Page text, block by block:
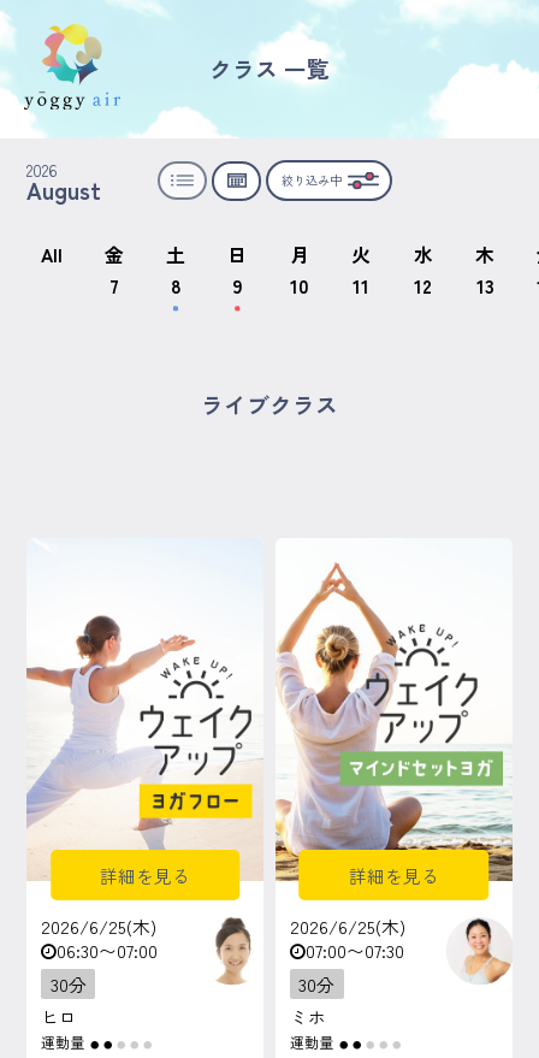
受講の流れ
料金について
インストラクター一覧
FAQ / お問い合わせ
ログイン
会員規約について
クラス参加にあたっての同意書
特定商取引にかかわる表示
プライバシーポリシー
クラス 一覧
2026
August 絞り込み中
All
金
7
土
8
日
9
月
10
火
11
水
12
木
13
ライブクラス
詳細を見る
2026/6/25(木)
06:30〜07:00
30分
ヒロ
運動量 ● ● ● ● ●
詳細を見る
2026/6/25(木)
07:00〜07:30
30分
ミホ
運動量 ● ● ● ● ●